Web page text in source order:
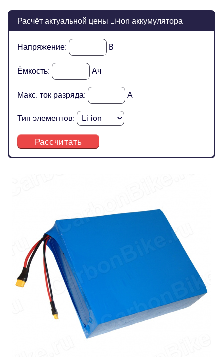
Расчёт актуальной цены Li-ion аккумулятора
Напряжение: В
Ёмкость: Ач
Макс. ток разряда: А
Тип элементов:
Рассчитать